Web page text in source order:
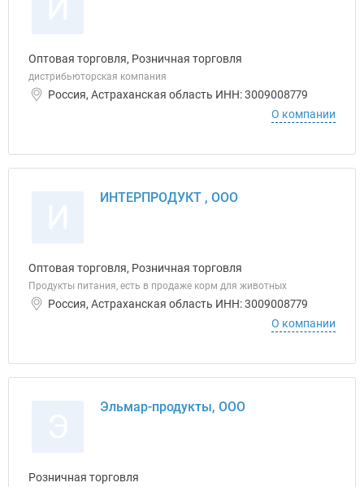
Оптовая торговля, Розничная торговля
дистрибьюторская компания
Россия, Астраханская область ИНН: 3009008779
О компании
ИНТЕРПРОДУКТ , ООО
Оптовая торговля, Розничная торговля
Продукты питания, есть в продаже корм для животных
Россия, Астраханская область ИНН: 3009008779
О компании
Эльмар-продукты, ООО
Розничная торговля